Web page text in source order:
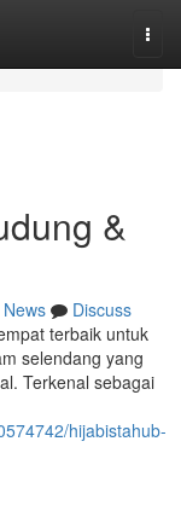
&
News
Discuss
terbaik untuk
selendang yang
Terkenal sebagai
hijabistahub-